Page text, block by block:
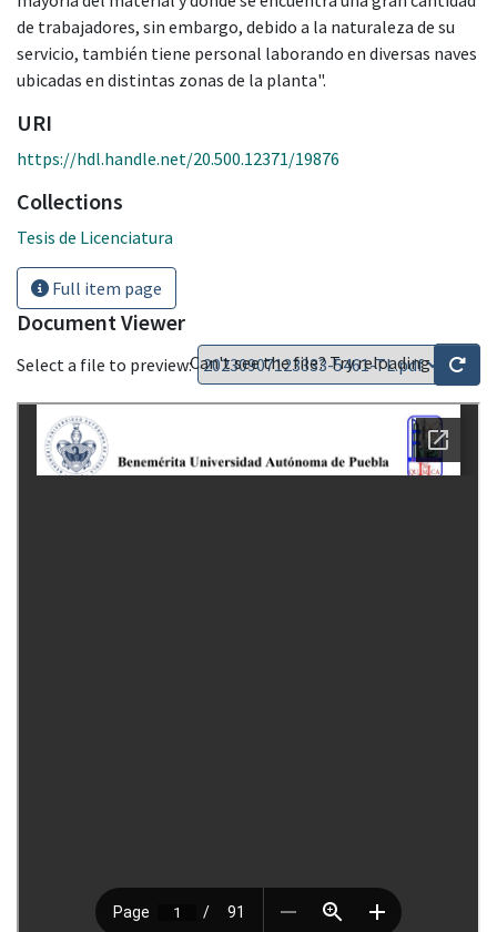
de trabajadores, sin embargo, debido a la naturaleza de su
servicio, también tiene personal laborando en diversas naves
ubicadas en distintas zonas de la planta".
URI
https://hdl.handle.net/20.500.12371/19876
Collections
Tesis de Licenciatura
Full item page
Document Viewer
Select a file to preview:Can't see the file? Try reloading